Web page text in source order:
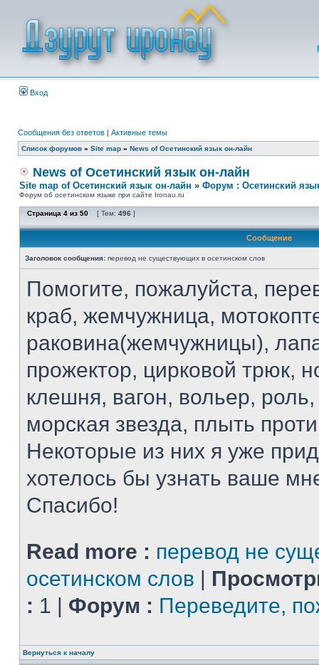
Вход
Сообщения без ответов | Активные темы
Список форумов » Site map » News of Осетинский язык он-лайн
News of Осетинский язык он-лайн
Site map of Осетинский язык он-лайн » Форум : Осетинский
Форум об осетинском языке при сайте Ironau.ru
Страница 4 из 50 [ Тем: 496 ]
Сообщение
Заголовок сообщения: перевод не существующих в осетинском слов
Помогите, пожалуйста,
краб, жемчужница,
раковина(жемчужницы),
прожектор, цирковой трюк,
клешня, вагон, вольер,
морская звезда, плыть
Некоторые из них я уже
хотелось бы узнать ваше
Спасибо!
Read more : перевод не
осетинском слов |
: 1 | Форум : Переведите,
Вернуться к началу